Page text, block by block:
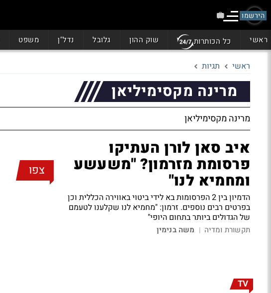
הירשמו
ראשי כל הכותרות שוק ההון גלובל נדל"ן משפט
ראשי תגיות
מרינה מקסימיליאן
מרינה מקסימיליאן
איב סאן לורן העתיקו
פרסומת מזרמון? "משעשע
ומחמיא לנו"
הדמיון בין 2 הפרסומות בא לידי ביטוי באווירה הכללית וכן
בפרטים רבים נוספים. זרמון: "מחמיא לנו שקלענו לטעמם
של הגדולים ביותר בתחום היופי"
תקשורת ומדיה | משה בנימין
צפו
TV